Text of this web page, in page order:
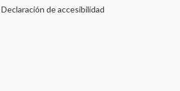
Declaración de accesibilidad